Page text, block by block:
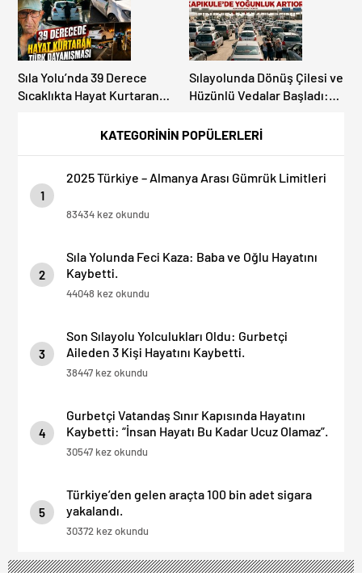
KATEGORİNİN POPÜLERLERİ
1
2025 Türkiye – Almanya Arası Gümrük Limitleri
83434 kez okundu
2
Sıla Yolunda Feci Kaza: Baba ve Oğlu Hayatını
Kaybetti.
44048 kez okundu
3
Son Sılayolu Yolculukları Oldu: Gurbetçi
Aileden 3 Kişi Hayatını Kaybetti.
38447 kez okundu
4
Gurbetçi Vatandaş Sınır Kapısında Hayatını
Kaybetti: “İnsan Hayatı Bu Kadar Ucuz Olamaz”.
30547 kez okundu
5
Türkiye’den gelen araçta 100 bin adet sigara
yakalandı.
30372 kez okundu
Sıla Yolu’nda 39 Derece
Sıcaklıkta Hayat Kurtaran
Sılayolunda Dönüş Çilesi ve
Hüzünlü Vedalar Başladı:
Artıyor!